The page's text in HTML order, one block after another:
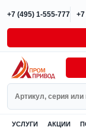
+7 (495) 1-555-777
УСЛУГИ АКЦИИ